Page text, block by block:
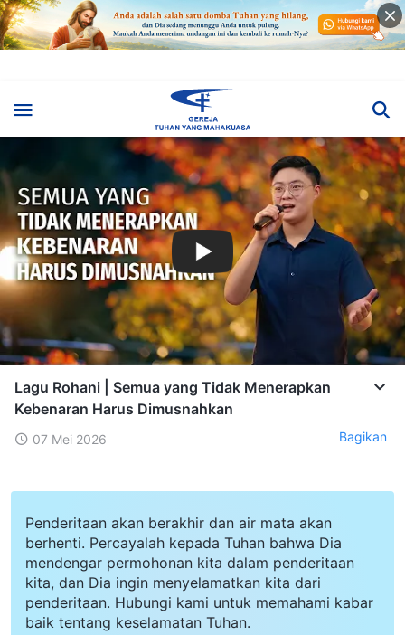
Lagu Rohani | Semua yang Tidak Menerapkan
Kebenaran Harus Dimusnahkan
07 Mei 2026 Bagikan
Penderitaan akan berakhir dan air mata akan
berhenti. Percayalah kepada Tuhan bahwa Dia
mendengar permohonan kita dalam penderitaan
kita, dan Dia ingin menyelamatkan kita dari
penderitaan. Hubungi kami untuk memahami kabar
baik tentang keselamatan Tuhan.